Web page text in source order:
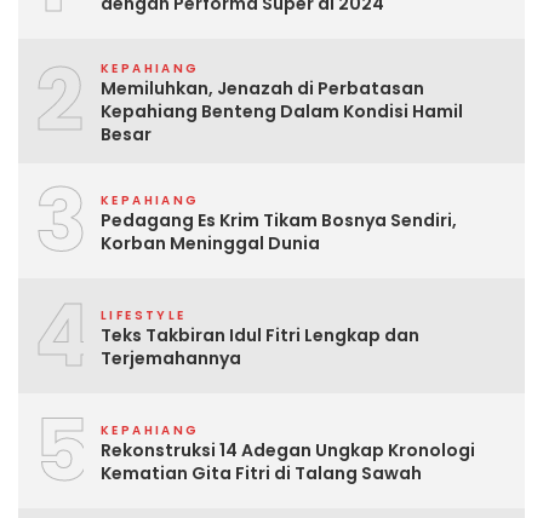
2 KEPAHIANG
Memiluhkan, Jenazah di Perbatasan
Kepahiang Benteng Dalam Kondisi Hamil
Besar
3 KEPAHIANG
Pedagang Es Krim Tikam Bosnya Sendiri,
Korban Meninggal Dunia
4 LIFESTYLE
Teks Takbiran Idul Fitri Lengkap dan
Terjemahannya
5 KEPAHIANG
Rekonstruksi 14 Adegan Ungkap Kronologi
Kematian Gita Fitri di Talang Sawah